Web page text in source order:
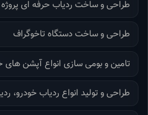
طراحی و ساخت ردیاب حرفه ای
طراحی و ساخت دستگاه تاخوگراف
تامین و بومی سازی انواع آپشن های
طراحی و تولید انواع ردیاب خودرو،